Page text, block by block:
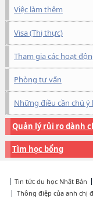
Việc làm thêm
Visa (Thị thực)
Tham gia các hoạt
Phòng tư vấn
Những điều cần chú
Quản lý rủi ro dành
Tìm học bổng
Tin tức du học Nhật Bản
Thông điệp của anh chị